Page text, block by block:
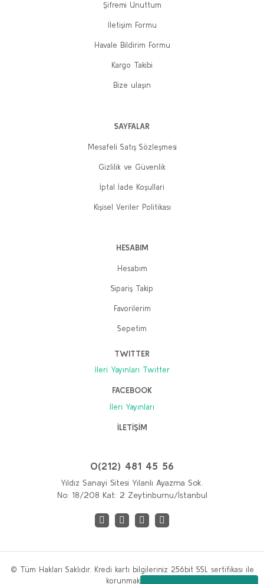
Yüzyıl Savaşları: Cumhuriyet ve Tarikat
320,00 TL
TÜKENDI
Şifremi Unuttum
İletişim Formu
Havale Bildirim Formu
Kargo Takibi
Bize ulaşın
SAYFALAR
Mesafeli Satış Sözleşmesi
Gizlilik ve Güvenlik
İptal İade Koşullari
Kişisel Veriler Politikası
HESABIM
Hesabım
Sipariş Takip
Favorilerim
Sepetim
TWITTER
İleri Yayınları Twitter
FACEBOOK
İleri Yayınları
İLETİŞİM
0(212) 481 45 56
Yıldız Sanayi Sitesi Yılanlı Ayazma Sok.
No: 18/208 Kat: 2 Zeytinburnu/İstanbul
© Tüm Hakları Saklıdır. Kredi kartı bilgileriniz 256bit SSL sertifikası ile
korunmaktadır.